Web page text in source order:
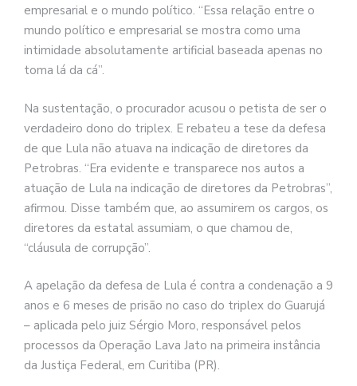
empresarial e o mundo político. “Essa relação entre o
mundo político e empresarial se mostra como uma
intimidade absolutamente artificial baseada apenas no
toma lá da cá”.
Na sustentação, o procurador acusou o petista de ser o
verdadeiro dono do triplex. E rebateu a tese da defesa
de que Lula não atuava na indicação de diretores da
Petrobras. “Era evidente e transparece nos autos a
atuação de Lula na indicação de diretores da Petrobras”,
afirmou. Disse também que, ao assumirem os cargos, os
diretores da estatal assumiam, o que chamou de,
“cláusula de corrupção”.
A apelação da defesa de Lula é contra a condenação a 9
anos e 6 meses de prisão no caso do triplex do Guarujá
– aplicada pelo juiz Sérgio Moro, responsável pelos
processos da Operação Lava Jato na primeira instância
da Justiça Federal, em Curitiba (PR).